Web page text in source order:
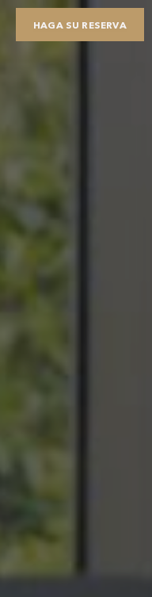
HAGA SU RESERVA